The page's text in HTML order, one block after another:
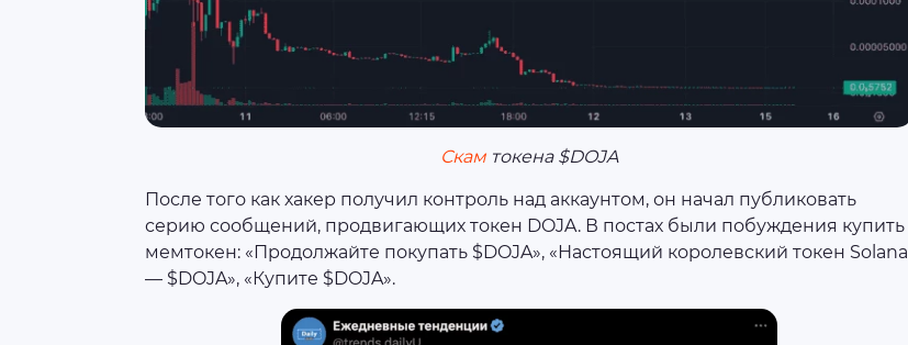
Скам токена $DOJA
После того как хакер получил контроль над аккаунтом, он начал публиковать
серию сообщений, продвигающих токен DOJA. В постах были побуждения купить
мемтокен: «Продолжайте покупать $DOJA», «Настоящий королевский токен Solana
— $DOJA», «Купите $DOJA».